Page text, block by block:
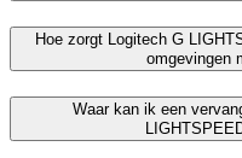
Hoe zorgt Logitech G
omgevingen
Waar kan ik een